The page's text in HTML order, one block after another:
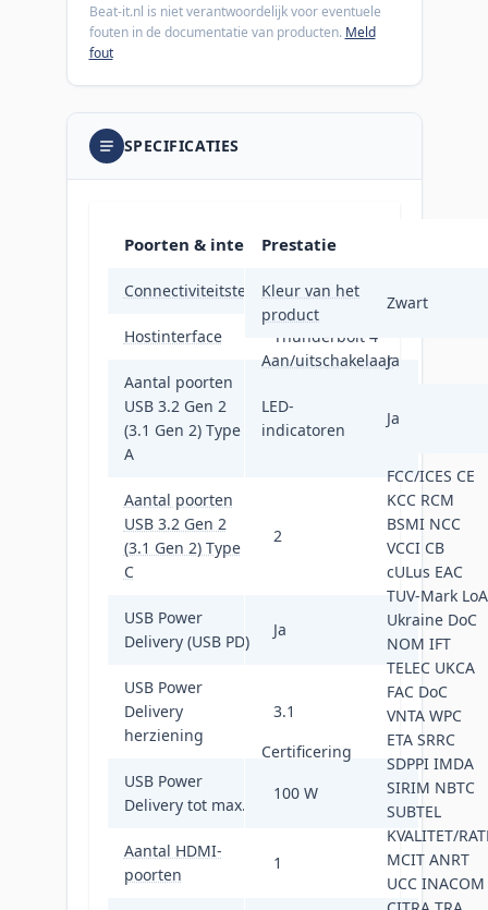
Beat-it.nl is niet verantwoordelijk voor eventuele
fouten in de documentatie van producten. Meld
fout
SPECIFICATIES
Poorten & interfaces
Connectiviteitstechnologie
Bedraad
Hostinterface Thunderbolt 4
Aantal poorten
USB 3.2 Gen 2
(3.1 Gen 2) Type
A
4
Aantal poorten
USB 3.2 Gen 2
(3.1 Gen 2) Type
C
2
USB Power
Delivery (USB PD)
Ja
USB Power
Delivery
herziening
3.1
USB Power
Delivery tot max.
100 W
Aantal HDMI-
poorten
1
Prestatie
Kleur van het
product
Zwart
Aan/uitschakelaarJa
LED-
indicatoren
Ja
Certificering
FCC/ICES CE
KCC RCM
BSMI NCC
VCCI CB
cULus EAC
TUV-Mark LoA
Ukraine DoC
NOM IFT
TELEC UKCA
FAC DoC
VNTA WPC
ETA SRRC
SDPPI IMDA
SIRIM NBTC
SUBTEL
KVALITET/
MCIT ANRT
UCC INACOM